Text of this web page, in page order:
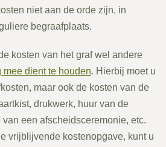
niet aan de orde zijn, in
begraafplaats.
kosten van het graf wel andere
mee dient te houden. Hierbij moet u
maar ook de kosten van de
drukwerk, huur van de
een afscheidsceremonie, etc.
vrijblijvende kostenopgave, kunt u